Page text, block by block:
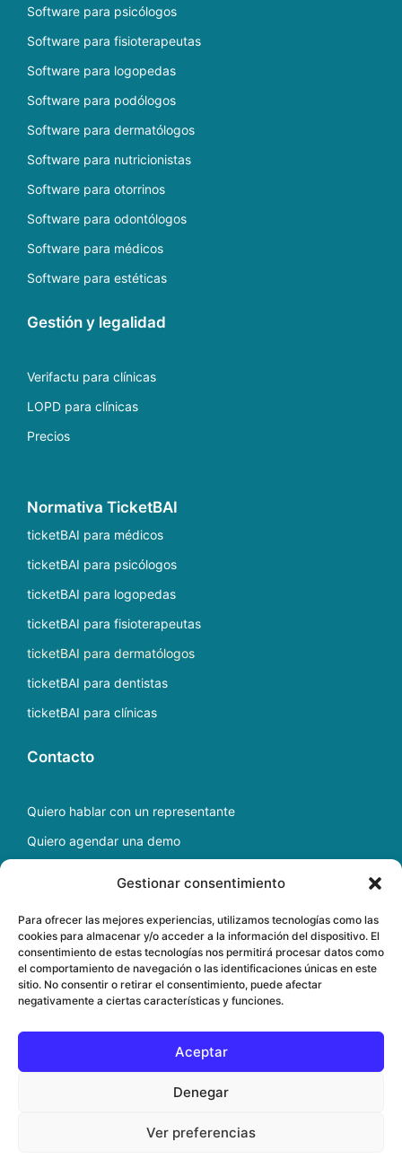
Gestionar consentimiento
Para ofrecer las mejores experiencias, utilizamos tecnologías como las
cookies para almacenar y/o acceder a la información del dispositivo. El
consentimiento de estas tecnologías nos permitirá procesar datos como
el comportamiento de navegación o las identificaciones únicas en este
sitio. No consentir o retirar el consentimiento, puede afectar
negativamente a ciertas características y funciones.
Aceptar
Denegar
Ver preferencias
Software para psicólogos
Software para fisioterapeutas
Software para logopedas
Software para podólogos
Software para dermatólogos
Software para nutricionistas
Software para otorrinos
Software para odontólogos
Software para médicos
Software para estéticas
Gestión y legalidad
Verifactu para clínicas
LOPD para clínicas
Precios
Normativa TicketBAI
ticketBAI para médicos
ticketBAI para psicólogos
ticketBAI para logopedas
ticketBAI para fisioterapeutas
ticketBAI para dermatólogos
ticketBAI para dentistas
ticketBAI para clínicas
Contacto
Quiero hablar con un representante
Quiero agendar una demo
Copyright ©2026Software médico para gestión de
clínicas en la nube